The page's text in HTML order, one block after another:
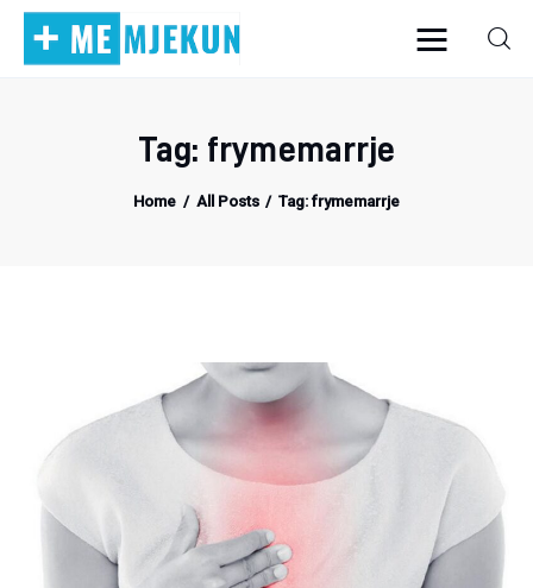
Tag: frymemarrje
Home All Posts Tag: frymemarrje
Endokrinologji
Gastroeneterologji
Gjinekologji/ Andrologji